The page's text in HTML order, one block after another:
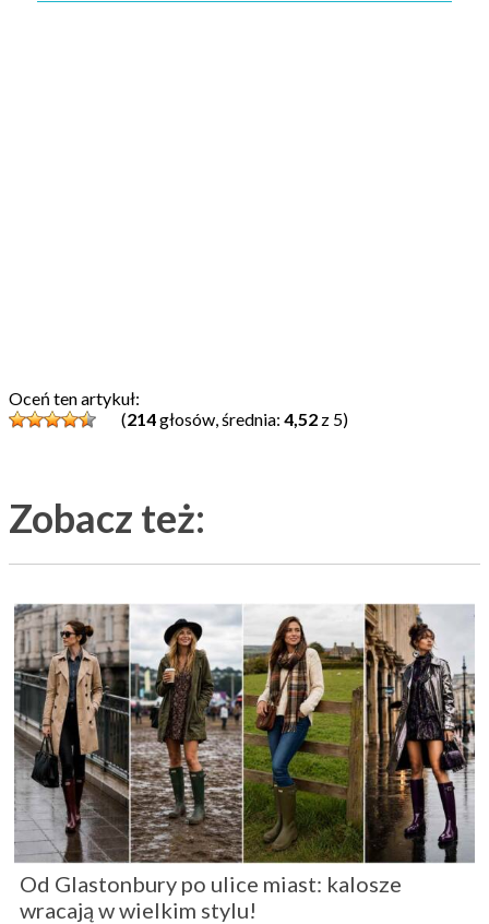
Oceń ten artykuł:
(214głosów, średnia: 4,52 z 5)
Zobacz też:
Od Glastonbury po ulice miast: kalosze
wracają w wielkim stylu!